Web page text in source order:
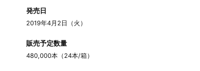
発売日
2019年4月2日（火）
販売予定数量
480,000本（24本/箱）